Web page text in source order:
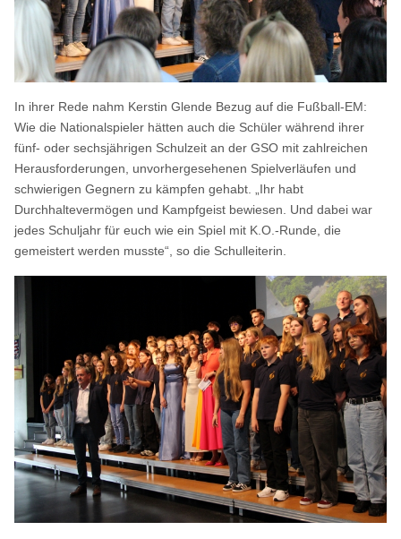
In ihrer Rede nahm Kerstin Glende Bezug auf die Fußball-EM:
Wie die Nationalspieler hätten auch die Schüler während ihrer
fünf- oder sechsjährigen Schulzeit an der GSO mit zahlreichen
Herausforderungen, unvorhergesehenen Spielverläufen und
schwierigen Gegnern zu kämpfen gehabt. „Ihr habt
Durchhaltevermögen und Kampfgeist bewiesen. Und dabei war
jedes Schuljahr für euch wie ein Spiel mit K.O.-Runde, die
gemeistert werden musste“, so die Schulleiterin.